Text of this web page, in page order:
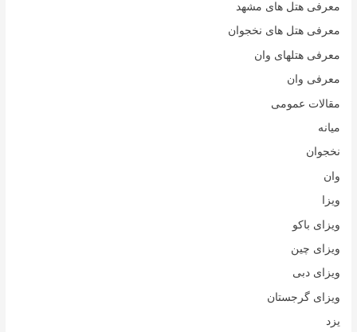
معرفی هتل های مشهد
معرفی هتل های نخجوان
معرفی هتلهای وان
معرفی وان
مقالات عمومی
میانه
نخجوان
وان
ویزا
ویزای باکو
ویزای چین
ویزای دبی
ویزای گرجستان
یزد